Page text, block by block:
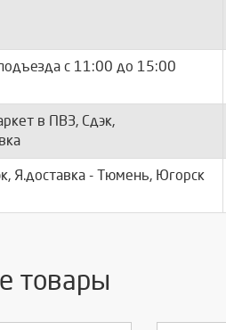
c 11:00 до 15:00
в ПВЗ, Сдэк,
Я.доставка - Тюмень, Югорск
товары